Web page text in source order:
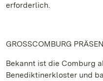
erforderlich.
GROSSCOMBURG
Bekannt ist die Comburg
Benediktinerkloster und